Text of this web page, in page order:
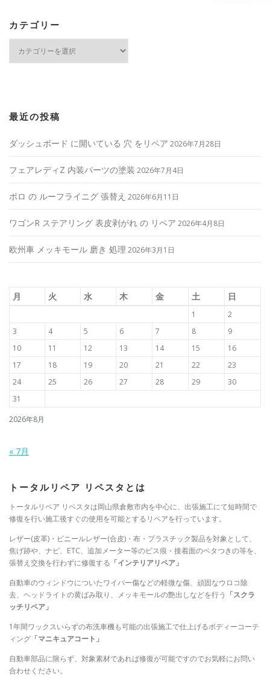
カテゴリー
最近の投稿
ダッシュボード に開いている 穴 をリペア 2026年7月28日
フェアレディZ 内装パーツの塗装 2026年7月4日
ポロ の ルーフライニグ 張替え 2026年6月11日
ワゴンR ステアリング 表皮剥がれ の リペア 2026年4月8日
欧州車 メッキモール 磨き 処理 2026年3月1日
2026年8月
月 火 水 木 金 土 日
1
2
3
4 5 6 7 8
9
10
11 12 13 14 15
16
17
18 19 20 21 22
23
24
25 26 27 28 29
30
31
« 7月
トータルリペア リペスタとは
トータルリペア リペスタは岡山県倉敷市内を中心に、出張施工にて短時間で
修復を行い施工後すぐの使用を可能とするリペアを行っています。
レザー(皮革)・ビニールレザー(合皮)・布・プラスチック製品を対象として、
焦げ跡や、ナビ、ETC、追加メーター等のビス痕・接着面のベタつきの等を、
張替え交換を行わずに修復する 「インテリアリペア」
自動車のウィンドウについたワイパー傷などの軽微な傷、頑固なウロコ除
去、ヘッドライトの黄ばみ取り、メッキモールの艶出しなどを行う 「スクラ
ッチリペア」
1年間ワックスいらずの布洗車機も可能の出張施工で仕上げるボディーコーテ
ィング 「マニキュアコート」
自動車部品に限らず、対象素材であれば修復が可能ですのでお気軽にお問い
合わせください。